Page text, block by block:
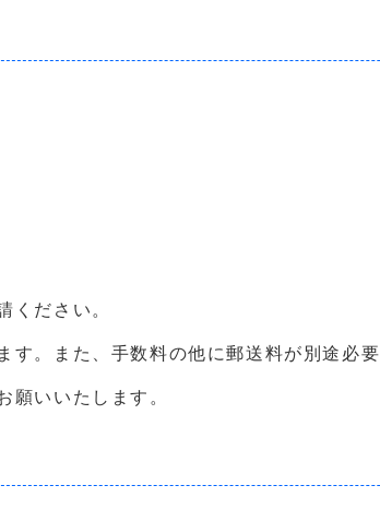
ください。
。また、手数料の他に郵送料が別途必要
いいたします。